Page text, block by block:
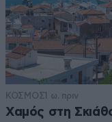
ΚΟΣΜΟΣ1 ω. πριν
Χαμός στη